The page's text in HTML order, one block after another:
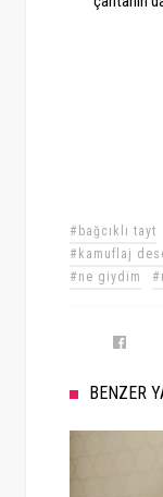
#bağcıklı tayt
#kamuflaj
#ne giydim
BENZER